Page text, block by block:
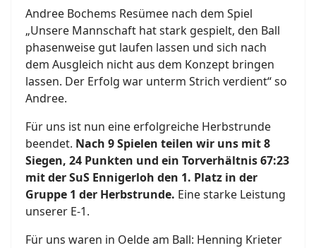
Andree Bochems Resümee nach dem Spiel
„Unsere Mannschaft hat stark gespielt, den Ball
phasenweise gut laufen lassen und sich nach
dem Ausgleich nicht aus dem Konzept bringen
lassen. Der Erfolg war unterm Strich verdient“ so
Andree.
Für uns ist nun eine erfolgreiche Herbstrunde
beendet. Nach 9 Spielen teilen wir uns mit 8
Siegen, 24 Punkten und ein Torverhältnis 67:23
mit der SuS Ennigerloh den 1. Platz in der
Gruppe 1 der Herbstrunde. Eine starke Leistung
unserer E-1.
Für uns waren in Oelde am Ball: Henning Krieter